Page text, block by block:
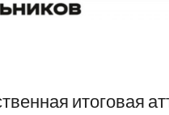
итоговая